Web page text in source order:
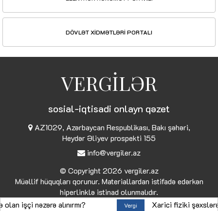
DÖVLƏT XİDMƏTLƏRİ PORTALI
VERGİLƏR
sosial-iqtisadi onlayn qəzet
AZ1029, Azərbaycan Respublikası, Bakı şəhəri,
Heydər Əliyev prospekti 155
info@vergiler.az
© Copyright 2026 vergiler.az
Müəllif hüquqları qorunur. Materiallardan istifadə edərkən
hiperlinklə istinad olunmalıdır.
nəzərə alınırmı?
Xarici fiziki şəxslərə